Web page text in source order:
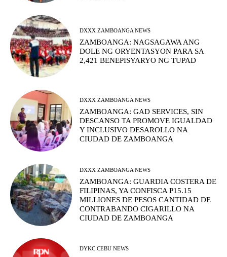
DXXX ZAMBOANGA NEWS
ZAMBOANGA: NAGSAGAWA ANG
DOLE NG ORYENTASYON PARA SA
2,421 BENEPISYARYO NG TUPAD
DXXX ZAMBOANGA NEWS
ZAMBOANGA: GAD SERVICES, SIN
DESCANSO TA PROMOVE IGUALDAD
Y INCLUSIVO DESAROLLO NA
CIUDAD DE ZAMBOANGA
DXXX ZAMBOANGA NEWS
ZAMBOANGA: GUARDIA COSTERA DE
FILIPINAS, YA CONFISCA P15.15
MILLIONES DE PESOS CANTIDAD DE
CONTRABANDO CIGARILLO NA
CIUDAD DE ZAMBOANGA
DYKC CEBU NEWS